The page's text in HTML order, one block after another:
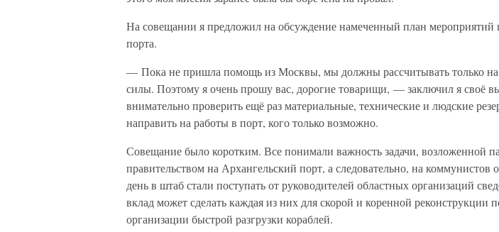
На совещании я предложил на обсуждение намеченный план мероприятий
порта.
— Пока не пришла помощь из Москвы, мы должны рассчитывать только на
силы. Поэтому я очень прошу вас, дорогие товарищи, — заключил я своё
внимательно проверить ещё раз материальные, технические и людские
направить на работы в порт, кого только возможно.
Совещание было коротким. Все понимали важность задачи, возложенной
правительством на Архангельский порт, а следовательно, на коммунистов
день в штаб стали поступать от руководителей областных организаций
вклад может сделать каждая из них для скорой и коренной реконструкции
организации быстрой разгрузки кораблей.